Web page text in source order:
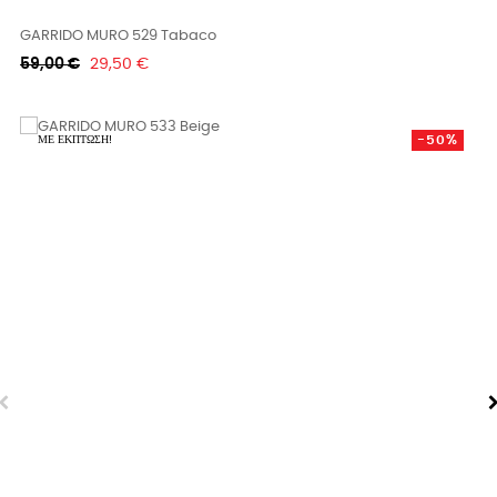
GARRIDO MURO 529 Tabaco
Κανονική
59,00 € Τιμή
29,50 €
ΜΕ ΈΚΠΤΩΣΗ! -50%